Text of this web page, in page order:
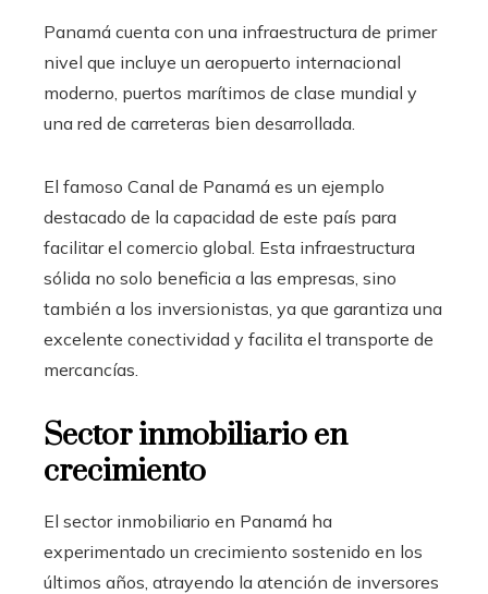
Panamá cuenta con una infraestructura de primer
nivel que incluye un aeropuerto internacional
moderno, puertos marítimos de clase mundial y
una red de carreteras bien desarrollada.
El famoso Canal de Panamá es un ejemplo
destacado de la capacidad de este país para
facilitar el comercio global. Esta infraestructura
sólida no solo beneficia a las empresas, sino
también a los inversionistas, ya que garantiza una
excelente conectividad y facilita el transporte de
mercancías.
Sector inmobiliario en
crecimiento
El sector inmobiliario en Panamá ha
experimentado un crecimiento sostenido en los
últimos años, atrayendo la atención de inversores